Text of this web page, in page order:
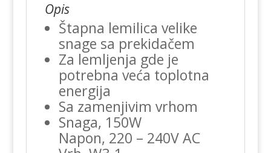
Opis
Štapna lemilica velike
snage sa prekidačem
Za lemljenja gde je
potrebna veća toplotna
energija
Sa zamenjivim vrhom
Snaga, 150W
Napon, 220 – 240V AC